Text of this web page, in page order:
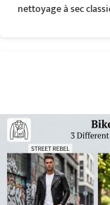
nettoyage à sec